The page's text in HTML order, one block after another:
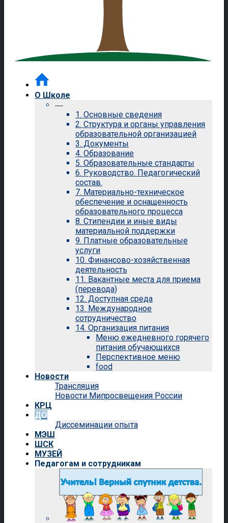
О Школе
—
1. Основные сведения
2. Структура и органы управления
образовательной организацией
3. Документы
4. Образование
5. Образовательные стандарты
6. Руководство. Педагогический
состав.
7. Материально-техническое
обеспечение и оснащенность
образовательного процесса
8. Стипендии и иные виды
материальной поддержки
9. Платные образовательные
услуги
10. Финансово-хозяйственная
деятельность
11. Вакантные места для приема
(перевода)
12. Доступная среда
13. Международное
сотрудничество
14. Организация питания
Меню ежедневного горячего
питания обучающихся
Перспективное меню
food
Новости
Трансляция
Новости Мипросвещения России
КРЦ
ДО
Диссеминации опыта
МЭШ
ШСК
МУЗЕЙ
Педагогам и сотрудникам